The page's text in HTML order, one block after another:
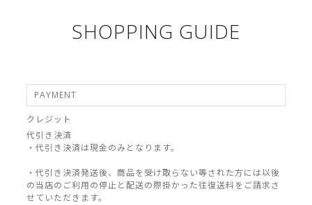
SHOPPING GUIDE
PAYMENT
クレジット
代引き決済
・代引き決済は現金のみとなります。
・代引き決済発送後、商品を受け取らない等された方には以後
の当店のご利用の停止と配送の際掛かった往復送料をご請求さ
せていただきます。